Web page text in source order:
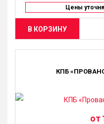
Цены
В КОРЗИНУ
КПБ
от